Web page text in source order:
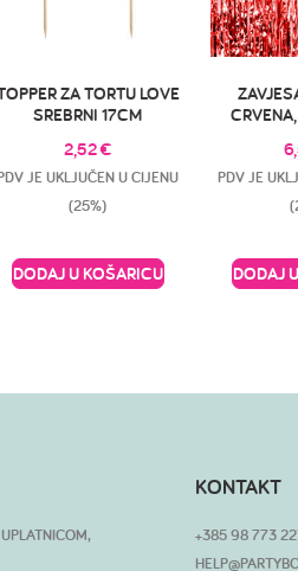
ZA TORTU LOVE
SREBRNI 17CM
2,52€
JE UKLJUČEN U CIJENU
(25%)
DODAJ U KOŠARICU
PDV JE
DODAJ
KONTAKT
+385 98 773